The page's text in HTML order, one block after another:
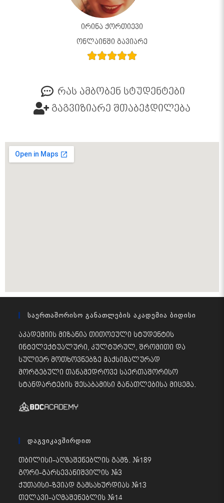
ირინა ქორთიევი
ონლაინში გავიარე
რას ამბობენ სტუდენტები
გაგვიზიარე შთაბეჭდილება
Საერთაშორისო Განათლების Აკადემია Ბიდისი
აკადემიის მიზანია თითოეული სტუდენტის
ინტელექტუალური, კულტურულ, შრომითი და
სულიერ მოთხოვნებზე მაქსიმალურად
მორგებული თანამედროვე საერთაშორისო
სტანდარტების შესაბამისი განათლებისა მიცემა.
Დაგვიკავშირდით
თბილისი-აღმაშენებლის გამზ. #189
გორი-გარსევანიშვილის #3
ქუთაისი-ზვიად გამსახურდიას #13
თელავი-აღმაშენებლის #14